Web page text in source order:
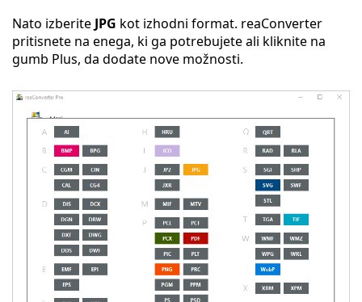
Nato izberite JPG kot izhodni format. reaConverter
pritisnete na enega, ki ga potrebujete ali kliknite na
gumb Plus, da dodate nove možnosti.